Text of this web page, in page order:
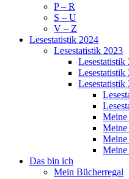
P – R
S – U
V – Z
Lesestatistik 2024
Lesestatistik 2023
Lesestatistik
Lesestatistik
Lesestatistik
Meine
Meine
Meine
Meine
Das bin ich
Mein Bücherregal